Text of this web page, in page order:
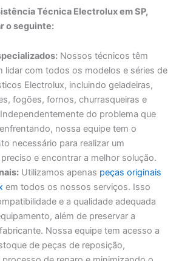
Técnica Electrolux em SP,
o seguinte:
Nossos técnicos têm
lidar com todos os modelos e séries de
Electrolux, incluindo geladeiras,
fogões, fornos, churrasqueiras e
do problema que
nossa equipe tem o
necessário para realizar um
e encontrar a melhor solução.
Utilizamos apenas peças originais
em todos os nossos serviços. Isso
e a qualidade adequada
além de preservar a
Nossa equipe tem acesso a
de peças de reposição,